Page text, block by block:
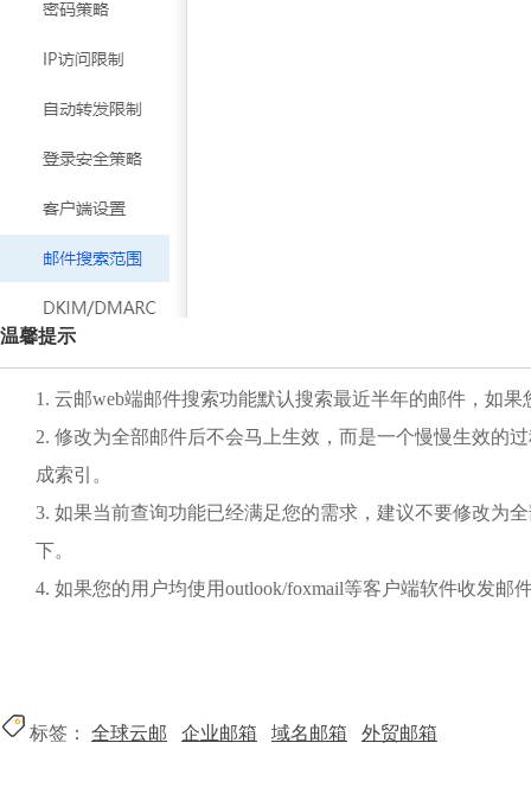
温馨提示
1. 云邮web端邮件搜索功能默认搜索最近半年的邮件，如
2. 修改为全部邮件后不会马上生效，而是一个慢慢生效的
成索引。
3. 如果当前查询功能已经满足您的需求，建议不要修改为
下。
4. 如果您的用户均使用outlook/foxmail等客户端软件收发邮
标签： 全球云邮 企业邮箱 域名邮箱 外贸邮箱